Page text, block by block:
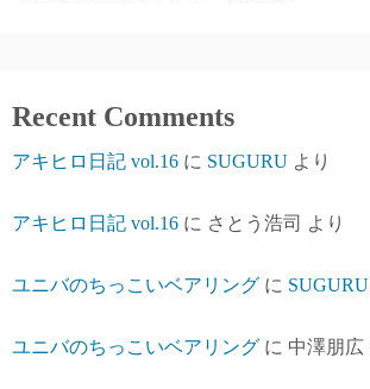
Recent Comments
アキヒロ日記 vol.16 に SUGURU より
アキヒロ日記 vol.16 に さとう浩司 より
ユニバのちっこいベアリング に SUGURU
ユニバのちっこいベアリング に 中澤朋広